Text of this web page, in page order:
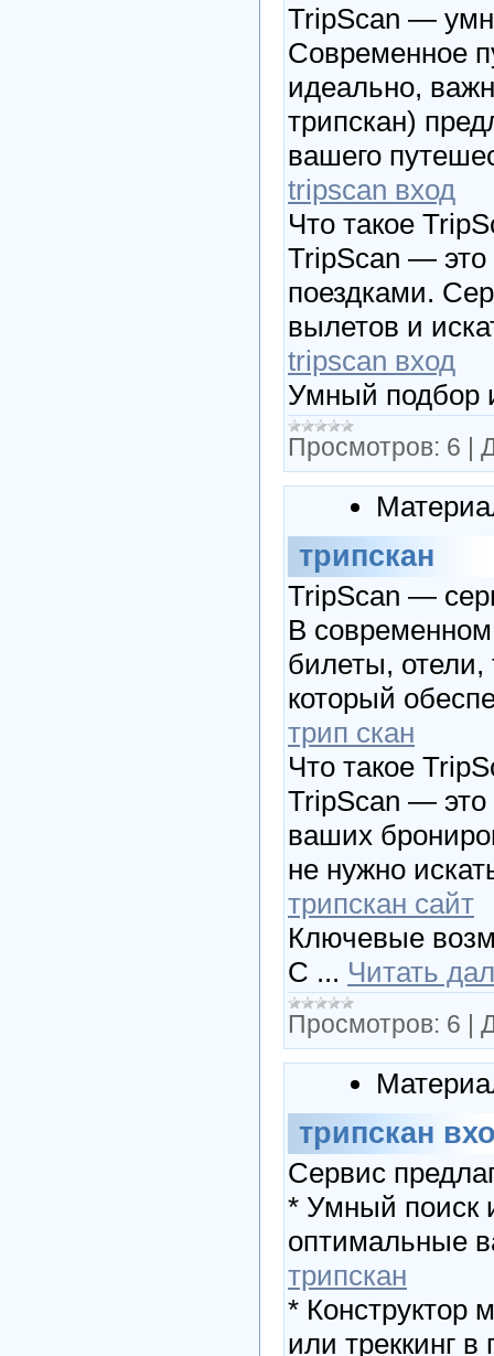
TripScan —
Современное
идеально,
трипскан)
вашего
tripscan вход
Что такое
TripScan — это
поездками.
вылетов и
tripscan вход
Умный подбор
Просмотров: 6 |
трипскан
TripScan —
В
билеты,
который
трип скан
Что такое
TripScan — это
ваших
не нужно
трипскан сайт
Ключевые
С ... Читать
Просмотров: 6 |
трипскан
Сервис
* Умный поиск
оптимальные
трипскан
* Конструктор
или треккинг